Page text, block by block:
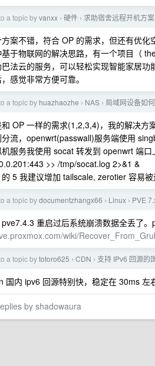
a topic byvanxx › 硬件 › 求助宿舍远程开机方案
案不错，符合 OP 的需求，但还有优
于物联网的解决思路，有一个项目（
法云的服务，可以轻松实现智能家居
感觉非常方便可靠。
a topic by huazhaozhe › NAS › 局域网设备如
OP 一样的需求(1,2,3,4)，我的解决
流，openwrt(passwall)服务端使用
服务我使用 socat 转发到 openwrt 端
>> /tmp/socat.log 2>&1 &
5 我建议增加 tailscale, zerotier 容易被
a topic bydocumentzhangx66 › Linux › PVE
重启过后系统崩溃数据全丢了。
wiki/
a topic bytotoro625 › CDN › 支持 IPv6 回源的
国内 ipv6 回源特别快，稳定在 30ms 左
by shadowaura